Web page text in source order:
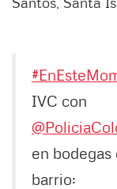
IVC con
en
barrio: